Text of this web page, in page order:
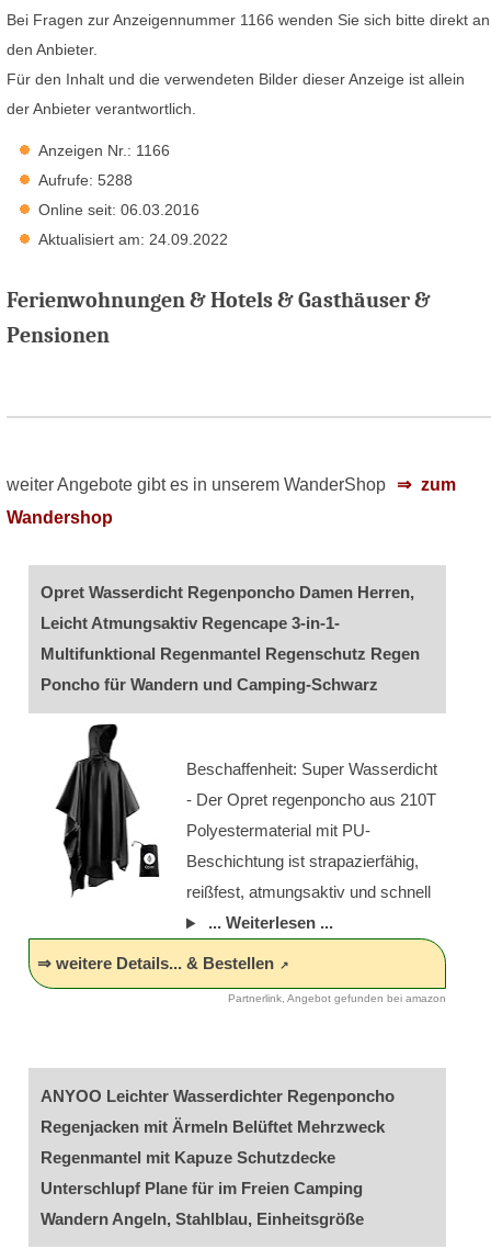
Bei Fragen zur Anzeigennummer 1166 wenden Sie sich bitte direkt an
den Anbieter.
Für den Inhalt und die verwendeten Bilder dieser Anzeige ist allein
der Anbieter verantwortlich.
Anzeigen Nr.: 1166
Aufrufe: 5288
Online seit: 06.03.2016
Aktualisiert am: 24.09.2022
Ferienwohnungen & Hotels & Gasthäuser &
Pensionen
weiter Angebote gibt es in unserem WanderShop
zum
Wandershop
Opret Wasserdicht Regenponcho Damen Herren,
Leicht Atmungsaktiv Regencape 3-in-1-
Multifunktional Regenmantel Regenschutz Regen
Poncho für Wandern und Camping-Schwarz
Beschaffenheit: Super Wasserdicht
- Der Opret regenponcho aus 210T
Polyestermaterial mit PU-
Beschichtung ist strapazierfähig,
reißfest, atmungsaktiv und schnell
... Weiterlesen ...
⇒ weitere Details... & Bestellen
Partnerlink, Angebot gefunden bei amazon
ANYOO Leichter Wasserdichter Regenponcho
Regenjacken mit Ärmeln Belüftet Mehrzweck
Regenmantel mit Kapuze Schutzdecke
Unterschlupf Plane für im Freien Camping
Wandern Angeln, Stahlblau, Einheitsgröße